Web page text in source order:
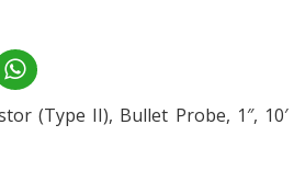
(Type II), Bullet Probe, 1″, 10′